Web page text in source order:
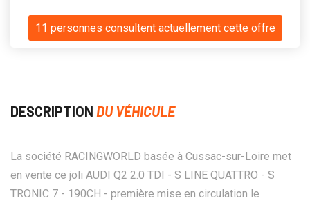
11 personnes consultent actuellement cette offre
DESCRIPTION DU VÉHICULE
La société RACINGWORLD basée à Cussac-sur-Loire met
en vente ce joli AUDI Q2 2.0 TDI - S LINE QUATTRO - S
TRONIC 7 - 190CH - première mise en circulation le